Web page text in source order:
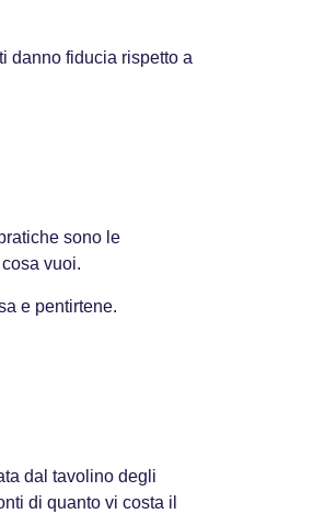
danno fiducia rispetto a
sono le
vuoi.
e pentirtene.
dal tavolino degli
di quanto vi costa il